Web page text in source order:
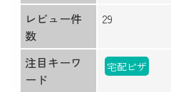
レビュー件
数
29
注目キーワ
ード
宅配ピザ